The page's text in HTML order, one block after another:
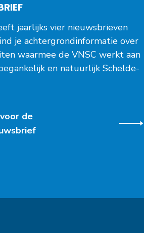
jaarlijks vier nieuwsbrieven
je achtergrondinformatie over
waarmee de VNSC werkt aan
en natuurlijk Schelde-
de